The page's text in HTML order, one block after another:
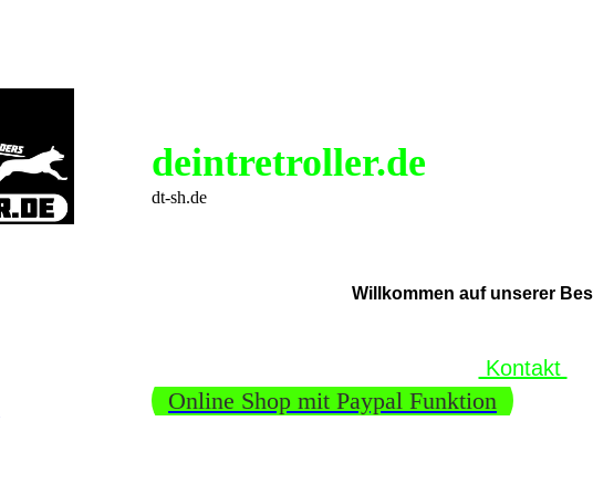
deintretroller.de
dt-sh.de
Willkommen auf unserer
Kontakt
Online Shop mit Paypal Funktion